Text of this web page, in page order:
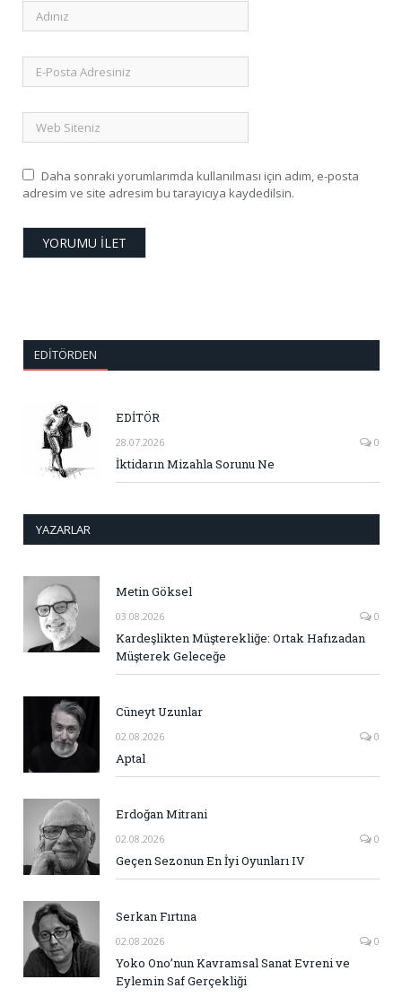
Daha sonraki yorumlarımda kullanılması için adım, e-posta
adresim ve site adresim bu tarayıcıya kaydedilsin.
EDITÖRDEN
EDİTÖR
28.07.2026 0
İktidarın Mizahla Sorunu Ne
YAZARLAR
Metin Göksel
03.08.2026 0
Kardeşlikten Müşterekliğe: Ortak Hafızadan
Müşterek Geleceğe
Cüneyt Uzunlar
02.08.2026 0
Aptal
Erdoğan Mitrani
02.08.2026 0
Geçen Sezonun En İyi Oyunları IV
Serkan Fırtına
02.08.2026 0
Yoko Ono’nun Kavramsal Sanat Evreni ve
Eylemin Saf Gerçekliği